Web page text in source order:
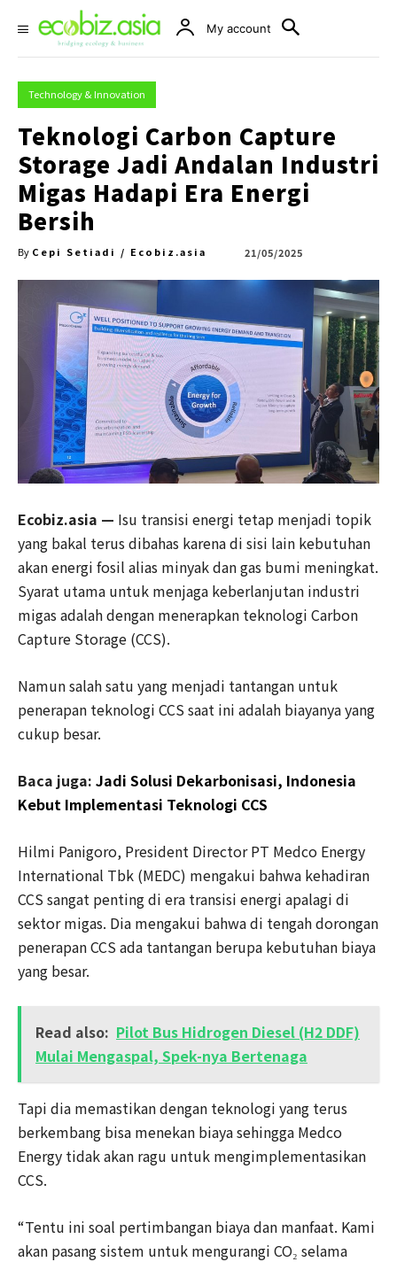
My account
Technology & Innovation
Teknologi Carbon Capture
Storage Jadi Andalan Industri
Migas Hadapi Era Energi
Bersih
By Cepi Setiadi / Ecobiz.asia 21/05/2025
Ecobiz.asia — Isu transisi energi tetap menjadi topik
yang bakal terus dibahas karena di sisi lain kebutuhan
akan energi fosil alias minyak dan gas bumi meningkat.
Syarat utama untuk menjaga keberlanjutan industri
migas adalah dengan menerapkan teknologi Carbon
Capture Storage (CCS).
Namun salah satu yang menjadi tantangan untuk
penerapan teknologi CCS saat ini adalah biayanya yang
cukup besar.
Baca juga: Jadi Solusi Dekarbonisasi, Indonesia
Kebut Implementasi Teknologi CCS
Hilmi Panigoro, President Director PT Medco Energy
International Tbk (MEDC) mengakui bahwa kehadiran
CCS sangat penting di era transisi energi apalagi di
sektor migas. Dia mengakui bahwa di tengah dorongan
penerapan CCS ada tantangan berupa kebutuhan biaya
yang besar.
Read also: Pilot Bus Hidrogen Diesel (H2 DDF)
Mulai Mengaspal, Spek-nya Bertenaga
Tapi dia memastikan dengan teknologi yang terus
berkembang bisa menekan biaya sehingga Medco
Energy tidak akan ragu untuk mengimplementasikan
CCS.
“Tentu ini soal pertimbangan biaya dan manfaat. Kami
akan pasang sistem untuk mengurangi CO₂ selama